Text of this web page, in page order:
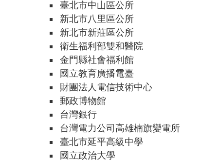
臺北市中山區公所
新北市八里區公所
新北市新莊區公所
衛生福利部雙和醫院
金門縣社會福利館
國立教育廣播電臺
財團法人電信技術中心
郵政博物館
台灣銀行
台灣電力公司高雄楠旗變電所
臺北市延平高級中學
國立政治大學